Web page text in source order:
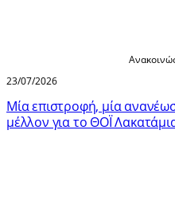
23/07/2026
Μία επιστροφή, μία
μέλλον για το ΘΟΪ